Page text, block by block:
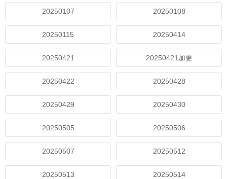
20250107 20250108
20250115 20250414
20250421 20250421加更
20250422 20250428
20250429 20250430
20250505 20250506
20250507 20250512
20250513 20250514